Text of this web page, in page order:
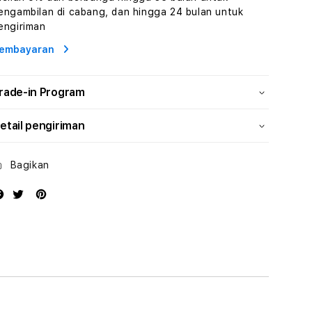
Video
dan
Platform
Media
Video
di cabang, dan hingga 24 bulan untuk
in Program
pengiriman
Bagikan